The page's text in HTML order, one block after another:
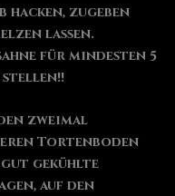
hacken, zugeben
lassen.
für mindesten 5
stellen!!
zweimal
Tortenboden
gekühlte
auf den